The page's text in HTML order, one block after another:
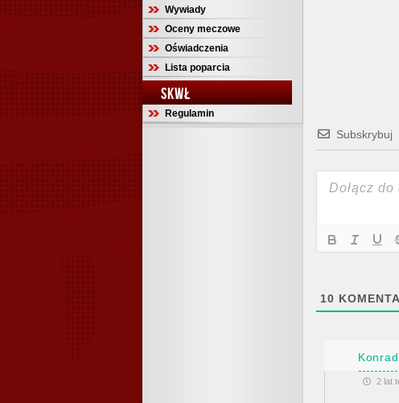
Wywiady
Oceny meczowe
Oświadczenia
Lista poparcia
SKWŁ
Regulamin
Subskrybuj
10
2 lat